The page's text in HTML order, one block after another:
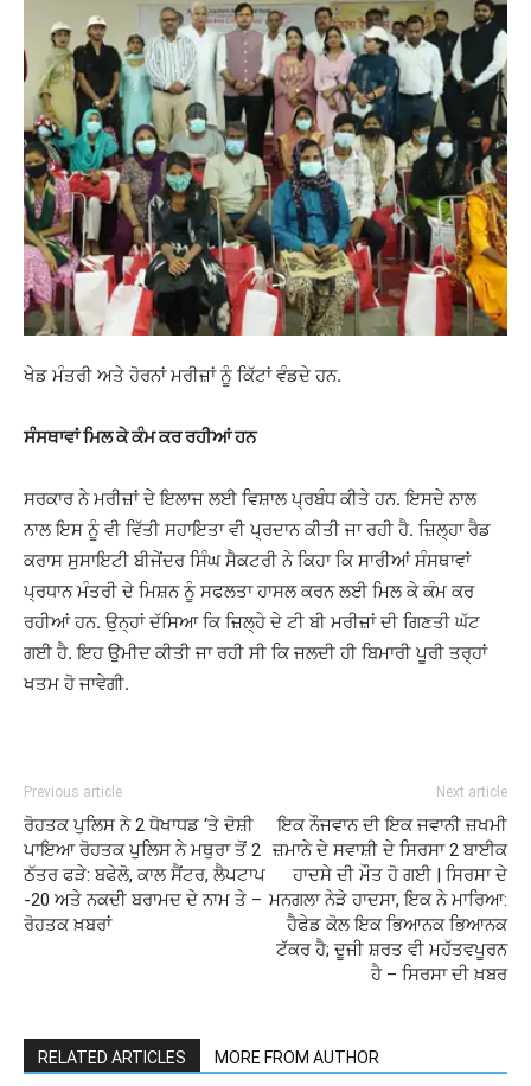
ਖੇਡ ਮੰਤਰੀ ਅਤੇ ਹੋਰਨਾਂ ਮਰੀਜ਼ਾਂ ਨੂੰ ਕਿੱਟਾਂ ਵੰਡਦੇ ਹਨ.
ਸੰਸਥਾਵਾਂ ਮਿਲ ਕੇ ਕੰਮ ਕਰ ਰਹੀਆਂ ਹਨ
ਸਰਕਾਰ ਨੇ ਮਰੀਜ਼ਾਂ ਦੇ ਇਲਾਜ ਲਈ ਵਿਸ਼ਾਲ ਪ੍ਰਬੰਧ ਕੀਤੇ ਹਨ. ਇਸਦੇ ਨਾਲ
ਨਾਲ ਇਸ ਨੂੰ ਵੀ ਵਿੱਤੀ ਸਹਾਇਤਾ ਵੀ ਪ੍ਰਦਾਨ ਕੀਤੀ ਜਾ ਰਹੀ ਹੈ. ਜ਼ਿਲ੍ਹਾ ਰੈਡ
ਕਰਾਸ ਸੁਸਾਇਟੀ ਬੀਜੇਂਦਰ ਸਿੰਘ ਸੈਕਟਰੀ ਨੇ ਕਿਹਾ ਕਿ ਸਾਰੀਆਂ ਸੰਸਥਾਵਾਂ
ਪ੍ਰਧਾਨ ਮੰਤਰੀ ਦੇ ਮਿਸ਼ਨ ਨੂੰ ਸਫਲਤਾ ਹਾਸਲ ਕਰਨ ਲਈ ਮਿਲ ਕੇ ਕੰਮ ਕਰ
ਰਹੀਆਂ ਹਨ. ਉਨ੍ਹਾਂ ਦੱਸਿਆ ਕਿ ਜ਼ਿਲ੍ਹੇ ਦੇ ਟੀ ਬੀ ਮਰੀਜ਼ਾਂ ਦੀ ਗਿਣਤੀ ਘੱਟ
ਗਈ ਹੈ. ਇਹ ਉਮੀਦ ਕੀਤੀ ਜਾ ਰਹੀ ਸੀ ਕਿ ਜਲਦੀ ਹੀ ਬਿਮਾਰੀ ਪੂਰੀ ਤਰ੍ਹਾਂ
ਖਤਮ ਹੋ ਜਾਵੇਗੀ.
Previous article
ਰੋਹਤਕ ਪੁਲਿਸ ਨੇ 2 ਧੋਖਾਧਡ ‘ਤੇ ਦੋਸ਼ੀ
ਪਾਇਆ ਰੋਹਤਕ ਪੁਲਿਸ ਨੇ ਮਥੁਰਾ ਤੋਂ 2
ਠੱਤਰ ਫੜੇ: ਬਫੇਲੋ, ਕਾਲ ਸੈਂਟਰ, ਲੈਪਟਾਪ
-20 ਅਤੇ ਨਕਦੀ ਬਰਾਮਦ ਦੇ ਨਾਮ ਤੇ –
ਰੋਹਤਕ ਖ਼ਬਰਾਂ
Next article
ਇਕ ਨੌਜਵਾਨ ਦੀ ਇਕ ਜਵਾਨੀ ਜ਼ਖਮੀ
ਜ਼ਮਾਨੇ ਦੇ ਸਵਾਸ਼ੀ ਦੇ ਸਿਰਸਾ 2 ਬਾਈਕ
ਹਾਦਸੇ ਦੀ ਮੌਤ ਹੋ ਗਈ | ਸਿਰਸਾ ਦੇ
ਮਨਗਲਾ ਨੇੜੇ ਹਾਦਸਾ, ਇਕ ਨੇ ਮਾਰਿਆ:
ਹੈਫੇਡ ਕੋਲ ਇਕ ਭਿਆਨਕ ਭਿਆਨਕ
ਟੱਕਰ ਹੈ; ਦੂਜੀ ਸ਼ਰਤ ਵੀ ਮਹੱਤਵਪੂਰਨ
ਹੈ – ਸਿਰਸਾ ਦੀ ਖ਼ਬਰ
RELATED ARTICLES MORE FROM AUTHOR